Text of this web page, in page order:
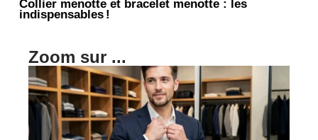
Collier menotte et bracelet menotte : les
indispensables !
Zoom sur ...